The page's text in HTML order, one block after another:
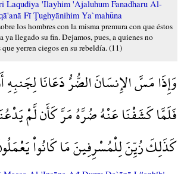
Laquđiya 'Ilayhim 'Ajaluhum Fanadharu Al-
Fī Ţughyānihim Ya`mahūna
los hombres con la misma premura con que éstos
ya llegado su fin. Dejamos, pues, a quienes no
yerren ciegos en su rebeldía. (11)
وَإِذَا مَسَّ الإِنسَانَ الضُّرُّ دَعَانَا لِجَنبِهِ
فَلَمَّا كَشَفْنَا عَنْهُ ضُرَّهُ مَرَّ كَأَن لَّمْ
كَذَلِكَ زُيِّنَ لِلْمُسْرِفِينَ مَا كَانُواْ